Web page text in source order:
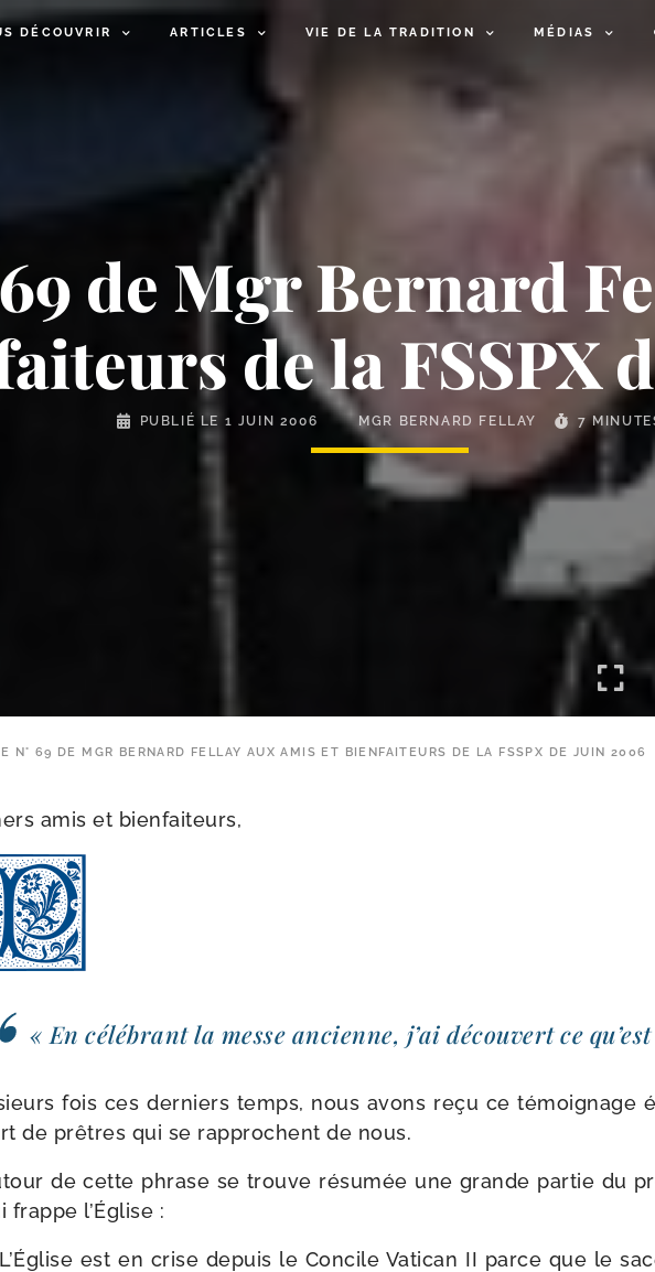
DÉCOUVRIR ARTICLES VIE DE LA TRADITION MÉDIAS
de Mgr Bernard
de la FSSPX
PUBLIÉ LE 1 JUIN 2006 MGR BERNARD FELLAY 7
N° 69 DE MGR BERNARD FELLAY AUX AMIS ET BIENFAITEURS DE LA FSSPX DE JUIN 2006
amis et bienfaiteurs,
« En célé­brant la messe ancienne, j’ai décou­vert ce
fois ces der­niers temps, nous avons reçu ce témoi­gnage
de prêtres qui se rap­prochent de nous.
de cette phrase se trouve résu­mée une grande par­tie du
frappe l’Église :
est en crise depuis le Concile Vatican II parce que le